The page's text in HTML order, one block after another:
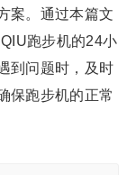
案。通过本篇文
跑步机的24小
到问题时，及时
保跑步机的正常